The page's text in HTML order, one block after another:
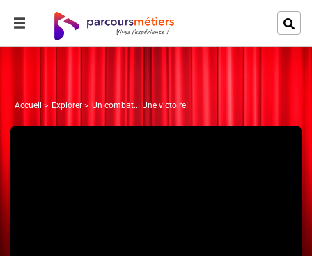
Accueil Explorer Un combat... Une victoire!